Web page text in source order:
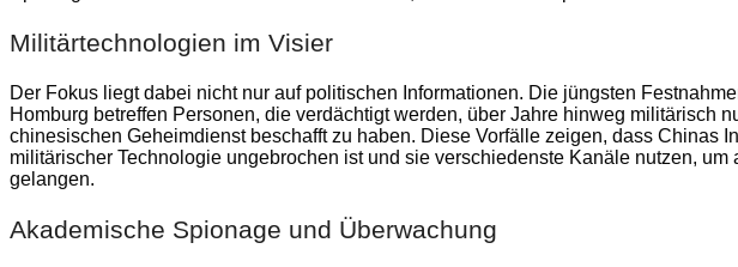
Militärtechnologien im Visier
Der Fokus liegt dabei nicht nur auf politischen Informationen. Die jüngsten
Homburg betreffen Personen, die verdächtigt werden, über Jahre hinweg militärisch
chinesischen Geheimdienst beschafft zu haben. Diese Vorfälle zeigen, dass Chinas
militärischer Technologie ungebrochen ist und sie verschiedenste Kanäle nutzen, um
gelangen.
Akademische Spionage und Überwachung